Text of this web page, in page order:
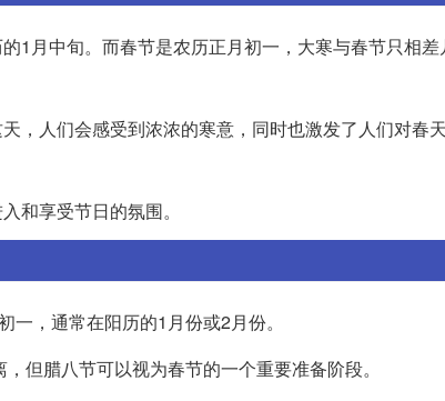
1月中旬。而春节是农历正月初一，大寒与春节只相差
，人们会感受到浓浓的寒意，同时也激发了人们对春天
和享受节日的氛围。
，通常在阳历的1月份或2月份。
但腊八节可以视为春节的一个重要准备阶段。